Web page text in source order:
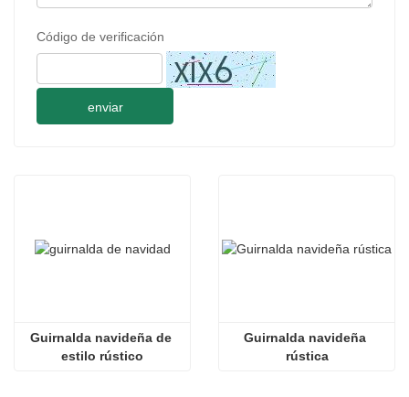
Código de verificación
enviar
Guirnalda navideña de
estilo rústico
Guirnalda navideña
rústica